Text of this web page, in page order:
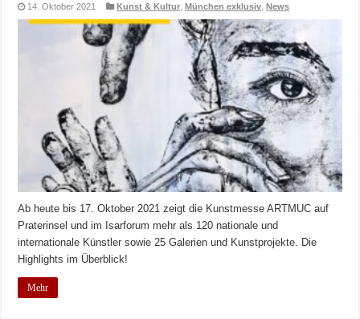
14. Oktober 2021 Kunst & Kultur ,München exklusiv ,News
Ab heute bis 17. Oktober 2021 zeigt die Kunstmesse ARTMUC auf
Praterinsel und im Isarforum mehr als 120 nationale und
internationale Künstler sowie 25 Galerien und Kunstprojekte. Die
Highlights im Überblick!
Mehr